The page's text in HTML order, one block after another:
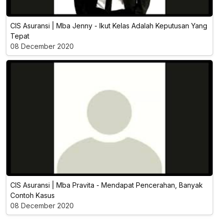
CIS Asuransi | Mba Jenny - Ikut Kelas Adalah Keputusan Yang
Tepat
08 December 2020
CIS Asuransi | Mba Pravita - Mendapat Pencerahan, Banyak
Contoh Kasus
08 December 2020